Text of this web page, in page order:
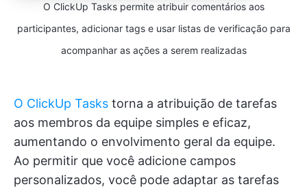
O ClickUp Tasks permite atribuir comentários aos
participantes, adicionar tags e usar listas de verificação para
acompanhar as ações a serem realizadas
O ClickUp Tasks torna a atribuição de tarefas
aos membros da equipe simples e eficaz,
aumentando o envolvimento geral da equipe.
Ao permitir que você adicione campos
personalizados, você pode adaptar as tarefas